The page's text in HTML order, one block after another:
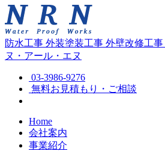
防水工事 外装塗装工事 外壁改修工事
ヌ・アール・エヌ
03-3986-9276
無料お見積もり・ご相談
Home
会社案内
事業紹介